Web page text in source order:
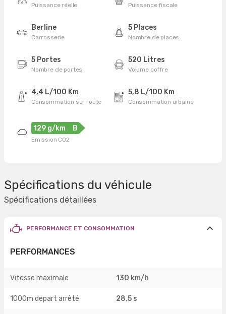
Puissance réelle Puissance fiscale
Berline
Carrosserie
5 Places
Nombre de places
5 Portes
Nombre de portes
520 Litres
Volume coffre
4,4 L/100 Km
Consommation sur route
5,8 L/100 Km
Consommation urbaine
129 g/km B
Emission CO2
Spécifications du véhicule
Spécifications détaillées
PERFORMANCE ET CONSOMMATION
PERFORMANCES
Vitesse maximale 130 km/h
1000m depart arrêté 28,5 s